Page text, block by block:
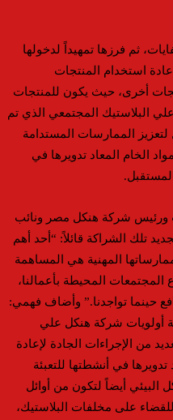
ثم فرزها تمهيداً لدخولها
استخدام المنتجات
أخرى، حيث يكون للمنتجات
علي البلاستيك المجتمعي الذي تم
الممارسات المستدامة
الخام المعاد تدويرها في
ورئيس شركة هنكل مصر ونائب
تلك الشراكة قائلاً: “أحد أهم
المهنية هي المساهمة
المحيطة بأعمالنا،
حينما تواجدنا.” وأضاف فهمي:
أولويات شركة هنكل علي
من الإجراءات الجادة لإعادة
تدويرها في أنشطتها للتعبئة
أيضاً لتكون من أوائل
على مخلفات البلاستيك،